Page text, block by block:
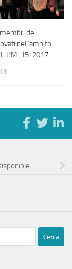
dei
nell’ambito
PM-15-2017